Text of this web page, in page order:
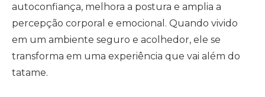
autoconfiança, melhora a postura e amplia a
percepção corporal e emocional. Quando vivido
em um ambiente seguro e acolhedor, ele se
transforma em uma experiência que vai além do
tatame.